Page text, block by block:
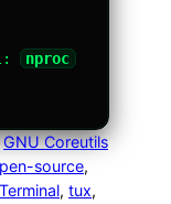
nproc
GNU Coreutils
source
Terminal, tux